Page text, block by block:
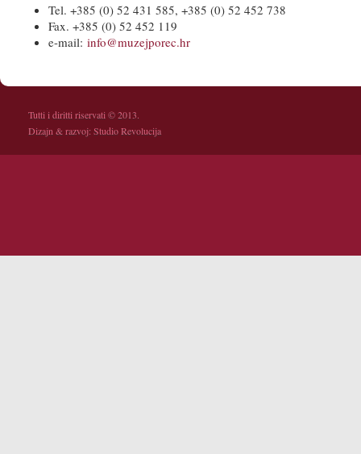
Tel. +385 (0) 52 431 585, +385 (0) 52 452 738
Fax. +385 (0) 52 452 119
e-mail: info@muzejporec.hr
Tutti i diritti riservati © 2013.
Dizajn & razvoj:Studio Revolucija